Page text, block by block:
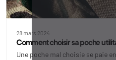
28 mars 2024
Comment choisir sa poche
Une poche mal choisie se paie